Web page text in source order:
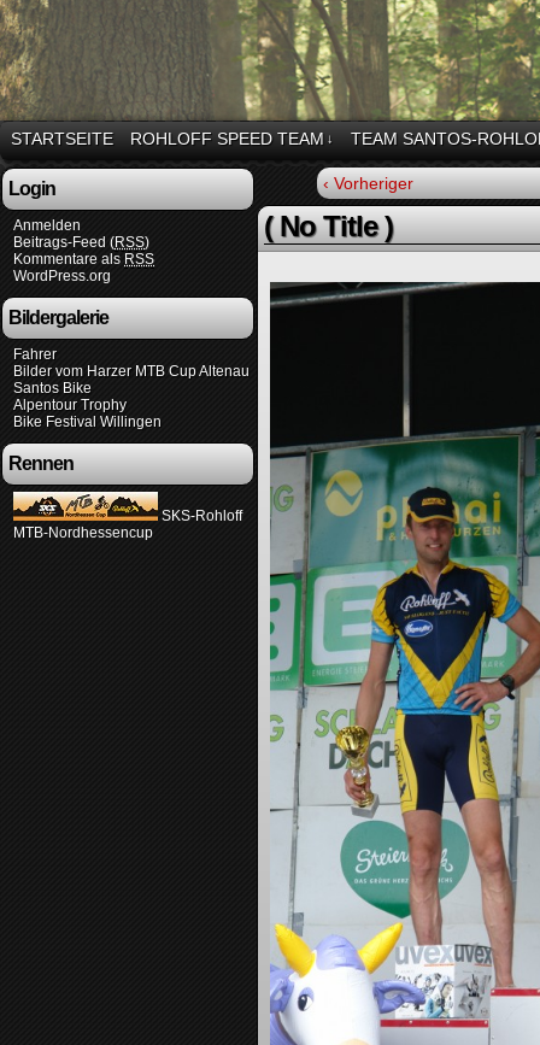
STARTSEITE ROHLOFF SPEED TEAM ↓ TEAM SANTOS-
Login
Anmelden
Beitrags-Feed (RSS)
Kommentare als RSS
WordPress.org
Bildergalerie
Fahrer
Bilder vom Harzer MTB Cup Altenau
Santos Bike
Alpentour Trophy
Bike Festival Willingen
Rennen
SKS-Rohloff
MTB-Nordhessencup
‹ Vorheriger
( No Title )